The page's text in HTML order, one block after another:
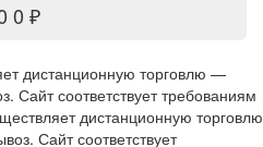
0 ₽
дистанционную торговлю —
Сайт соответствует требованиям
дистанционную торговлю
Сайт соответствует